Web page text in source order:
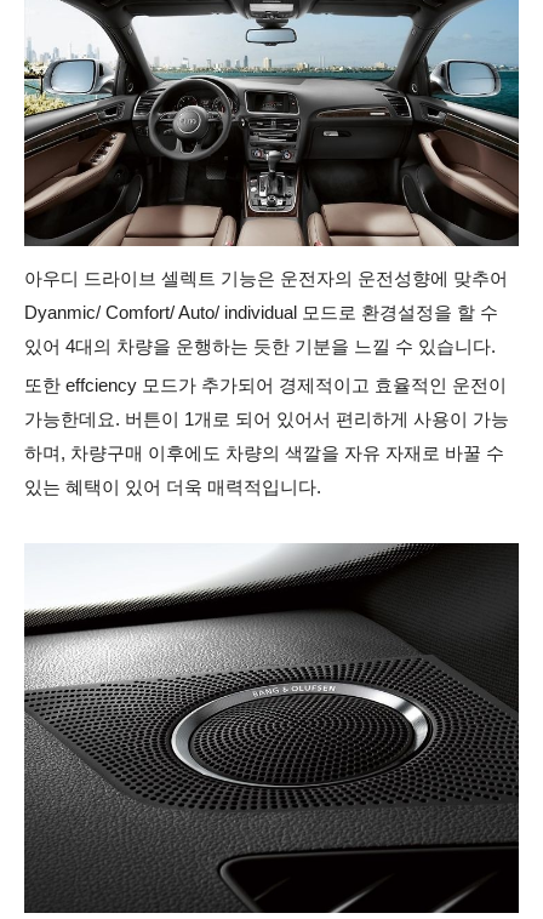
아우디 드라이브 셀렉트 기능은 운전자의 운전성향에 맞추어
Dyanmic/ Comfort/ Auto/ individual 모드로 환경설정을 할 수
있어 4대의 차량을 운행하는 듯한 기분을 느낄 수 있습니다.
또한 effciency 모드가 추가되어 경제적이고 효율적인 운전이
가능한데요. 버튼이 1개로 되어 있어서 편리하게 사용이 가능
하며, 차량구매 이후에도 차량의 색깔을 자유 자재로 바꿀 수
있는 혜택이 있어 더욱 매력적입니다.